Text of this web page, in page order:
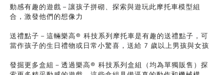
動感有趣的遊戲－讓孩子拼砌、探索與遊玩此摩托車模型組
合，激發他們的想像力
送禮點子－這輛樂高® 科技系列摩托車是有趣的送禮點子，可
當作孩子的生日禮物或日常小驚喜，送給 7 歲以上男孩與女孩
發掘更多盒組－透過樂高® 科技系列盒組（均為單獨販售）探